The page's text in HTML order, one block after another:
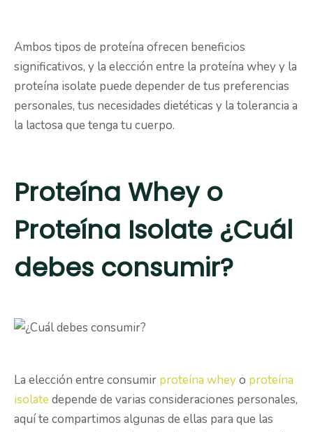
Ambos tipos de proteína ofrecen beneficios
significativos, y la elección entre la proteína whey y la
proteína isolate puede depender de tus preferencias
personales, tus necesidades dietéticas y la tolerancia a
la lactosa que tenga tu cuerpo.
Proteína Whey o
Proteína Isolate ¿Cuál
debes consumir?
La elección entre consumir proteína wheyo proteína
isolate depende de varias consideraciones personales,
aquí te compartimos algunas de ellas para que las